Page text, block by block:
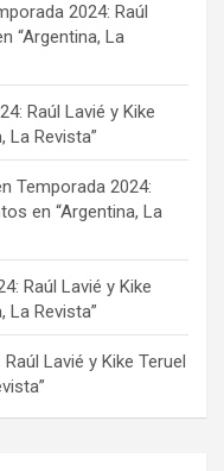
2024: Raúl
“Argentina, La
Raúl Lavié y Kike
La Revista”
Temporada 2024:
en “Argentina, La
Raúl Lavié y Kike
La Revista”
Lavié y Kike Teruel